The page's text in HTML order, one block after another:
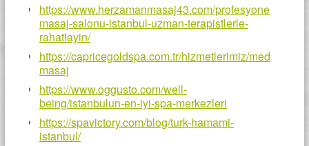
https://www.herzamanmasaj43.com/profesyonel-
masaj-salonu-istanbul-uzman-terapistlerle-
rahatlayin/
https://capricegoldspa.com.tr/hizmetlerimiz/medikal-
masaj
https://www.oggusto.com/well-
being/istanbulun-en-iyi-spa-merkezleri
https://spavictory.com/blog/turk-hamami-
istanbul/